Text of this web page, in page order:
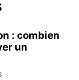
: combien
un